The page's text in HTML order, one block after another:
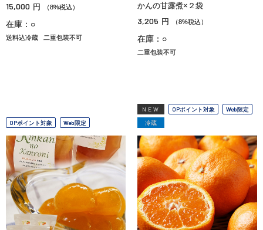
15,000 円 （8%税込）
在庫：○
送料込冷蔵 二重包装不可
かんの甘露煮×２袋
3,205 円 （8%税込）
在庫：○
二重包装不可
OPポイント対象 Web限定
NEW OPポイント対象
Web限定
冷蔵